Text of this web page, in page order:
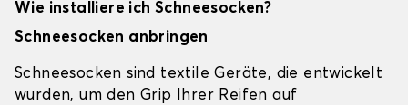
Wie installiere ich Schneesocken?
Schneesocken anbringen
Schneesocken sind textile Geräte, die entwickelt
wurden, um den Grip Ihrer Reifen auf